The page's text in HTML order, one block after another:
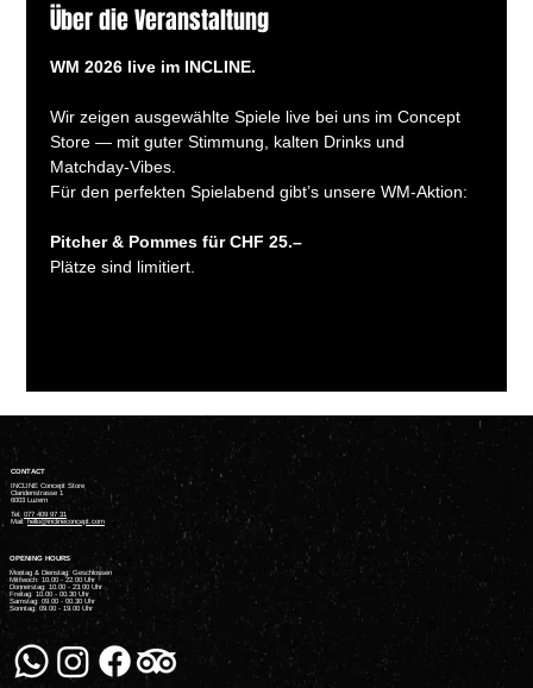
Über die Veranstaltung
WM 2026 live im INCLINE.
Wir zeigen ausgewählte Spiele live bei uns im Concept
Store — mit guter Stimmung, kalten Drinks und
Matchday-Vibes.
Für den perfekten Spielabend gibt’s unsere WM-Aktion:
Pitcher & Pommes für CHF 25.–
Plätze sind limitiert.
CONTACT
INCLINE Concept Store
Claridenstrasse 1
6003 Luzern
Tel. 077 409 97 31
Mail:
hello@inclineconcept.com
OPENING HOURS
Montag & Dienstag: Geschlossen
Mittwoch: 10.00 - 22.00 Uhr
Donnerstag: 10.00 - 23.00 Uhr
Freitag: 10.00 - 00.30 Uhr
Samstag: 09.00 - 00.30 Uhr
Sonntag: 09.00 - 19.00 Uhr